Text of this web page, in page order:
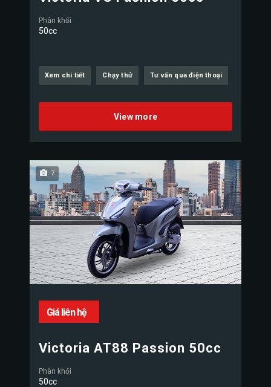
Phân khối
50cc
Xem chi tiết Chạy thử Tư vấn qua điện thoại
View more
7
Giá liên hệ
Victoria AT88 Passion 50cc
Phân khối
50cc